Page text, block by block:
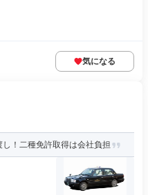
気になる
！二種免許取得は会社負担